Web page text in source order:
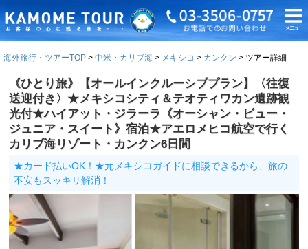
海外旅行・ツアーTOP 中米・カリブ海 メキシコ カンクン ツアー詳細
《ひとり旅》【オールインクルーシブプラン】〈往復
送迎付き〉★メキシコシティ＆テオティワカン遺跡観
光付★ハイアット・ジラーラ《オーシャン・ビュー・
ジュニア・スイート》宿泊★アエロメヒコ航空で行く
カリブ海リゾート・カンクン6日間
★カード払いOK！★元メキシコガイドに相談できるから、旅の
不安もスッキリ解消！